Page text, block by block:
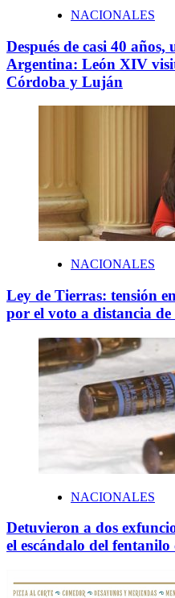
NACIONALES
Después de casi 40
Argentina: León XIV
Córdoba y Luján
NACIONALES
Ley de Tierras: tensión
por el voto a distancia de
NACIONALES
Detuvieron a dos
el escándalo del